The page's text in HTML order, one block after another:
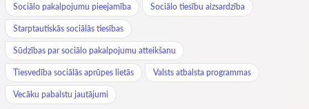
Sociālo pakalpojumu pieejamība Sociālo tiesību aizsardzība
Starptautiskās sociālās tiesības
Sūdzības par sociālo pakalpojumu atteikšanu
Tiesvedība sociālās aprūpes lietās Valsts atbalsta programmas
Vecāku pabalstu jautājumi